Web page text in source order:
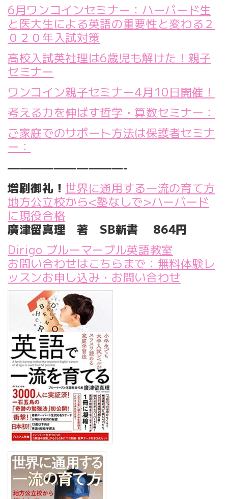
6月ワンコインセミナー：ハーバード生
と医大生による英語の重要性と変わる２
０２０年入試対策
高校入試英社理は6歳児も解けた！親子
セミナー
ワンコイン親子セミナー4月10日開催！
考える力を伸ばす哲学・算数セミナー：
ご家庭でのサポート方法は保護者セミナ
ー：
——————————-
増刷御礼！ 世界に通用する一流の育て方
地方公立校から<塾なしで>ハーバード
に現役合格
廣津留真理 著 SB新書 864円
Dirigo ブルーマーブル英語教室
お問い合わせはこちらまで：無料体験レ
ッスンお申し込み・お問い合わせ